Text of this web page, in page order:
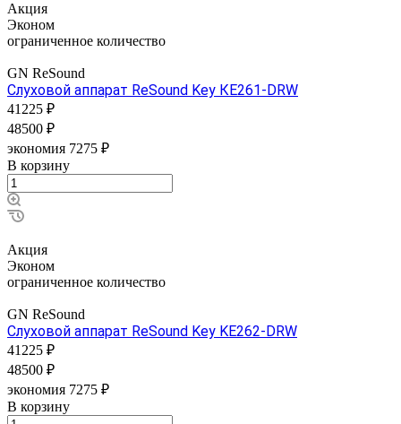
Акция
Эконом
ограниченное количество
GN ReSound
Слуховой аппарат ReSound Key КЕ261-DRW
41225 ₽
48500 ₽
экономия 7275 ₽
В корзину
Акция
Эконом
ограниченное количество
GN ReSound
Слуховой аппарат ReSound Key KE262-DRW
41225 ₽
48500 ₽
экономия 7275 ₽
В корзину